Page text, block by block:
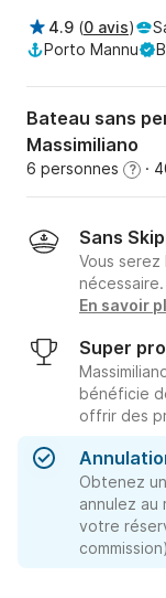
4.9 (0 avis)
Porto Mannu
Bateau sans
Massimiliano
6 personnes ? ·
Sans
Vous
nécessaire.
En savoir
Super
bénéficie
offrir des
Obtenez
annulez au
votre